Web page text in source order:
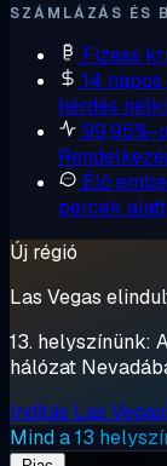
SZÁMLÁZÁS ÉS
Fizess
14
kérdés
99,95%-
Élő
percek alatt
Új régió
Las Vegas
13. helyszínünk:
hálózat
Indítás Las
Mind a 13